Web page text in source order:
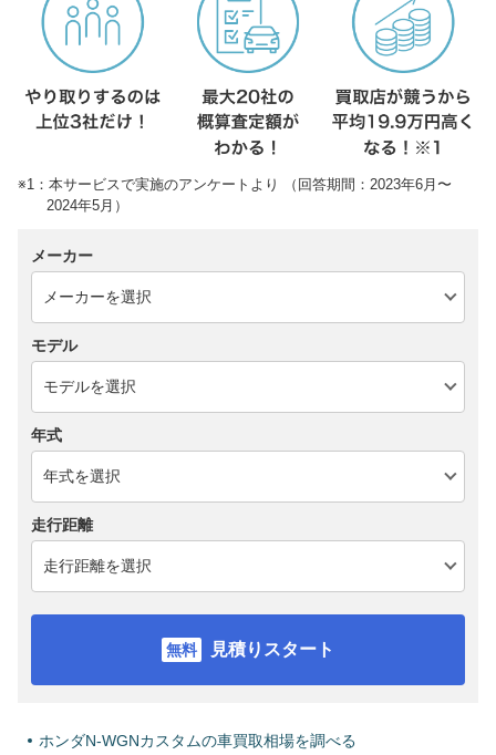
※1：本サービスで実施のアンケートより （回答期間：2023年6月〜
2024年5月）
メーカー
モデル
年式
走行距離
見積りスタート
ホンダN-WGNカスタムの車買取相場を調べる